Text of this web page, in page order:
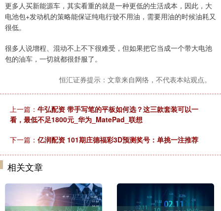
更多人买新能源车，其实看重的就是一种更低的生活成本，因此，大
电池包+发动机的策略能保证纯电行驶不用油，需要用油的时候油耗又
很低。
很多人说增程、混动不上不下很难受，但如果把它当成一个带大电池
包的油车，一切就都很舒服了。
恒汇证券提示：文章来自网络，不代表本站观点。
上一篇： 牛弘配资 带手写笔的平板如何选？这三款套装可以一
看，最低不足1800元_华为_MatePad_联想
下一篇： 亿润配资 101期庄德福彩3D预测奖号：单挑一注推荐
相关文章